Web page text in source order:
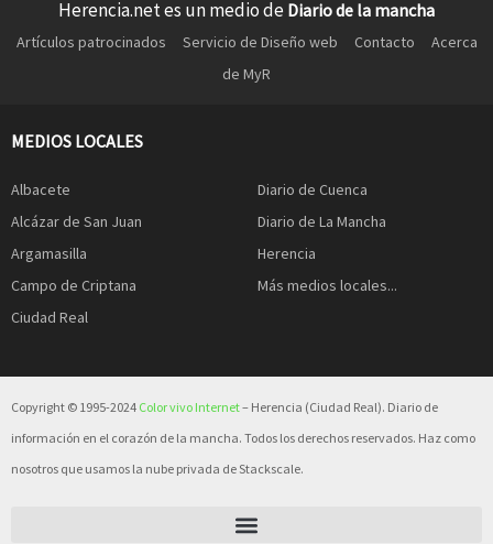
Herencia.net es un medio de Diario de la mancha
Artículos patrocinados Servicio de Diseño web Contacto
Acerca
de MyR
MEDIOS LOCALES
Albacete
Alcázar de San Juan
Argamasilla
Campo de Criptana
Ciudad Real
Diario de Cuenca
Diario de La Mancha
Herencia
Más medios locales...
Copyright © 1995-2024 Color vivo Internet– Herencia (Ciudad Real). Diario de
información en el corazón de la mancha. Todos los derechos reservados. Haz como
nosotros que usamos la nube privada de Stackscale.